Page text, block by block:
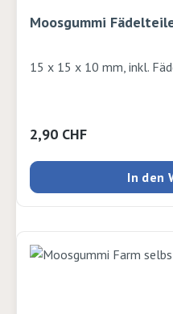
Moosgummi
15 x 15 x 10 mm, inkl.
Regulärer Preis:
2,90 CHF
In den